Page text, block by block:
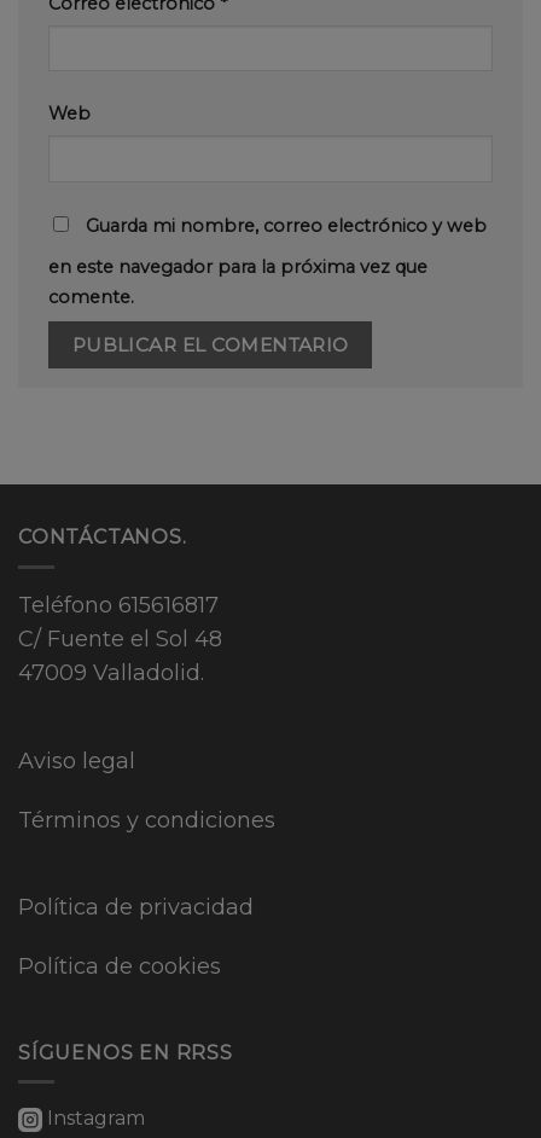
Web
Guarda mi nombre, correo electrónico y web
en este navegador para la próxima vez que
comente.
CONTÁCTANOS.
Teléfono 615616817
C/ Fuente el Sol 48
47009 Valladolid.
Aviso legal
Términos y condiciones
Política de privacidad
Política de cookies
SÍGUENOS EN RRSS
Instagram